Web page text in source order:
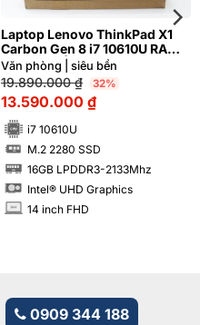
Laptop Lenovo ThinkPad X1
Carbon Gen 8 i7 10610U RAM
16GB FHD | Hàng xách tay 99%
Văn phòng | siêu bền
19.890.000₫ 32%
13.590.000 ₫
i7 10610U
SSD M.2 2280 SSD
16GB LPDDR3-2133Mhz
Intel® UHD Graphics
INCH 14 inch FHD
0909 344 188